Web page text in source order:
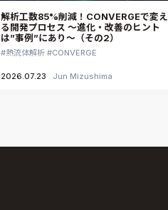
解析工数85%削減！CONVERGEで変え
る開発プロセス ～進化・改善のヒント
は”事例”にあり～（その2）
熱流体解析 CONVERGE
2026.07.23 Jun Mizushima